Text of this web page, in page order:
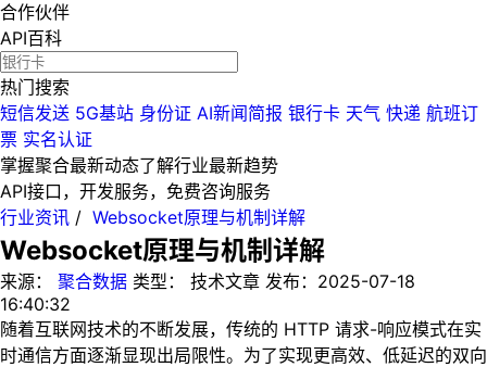
合作伙伴
API百科
热门搜索
短信发送 5G基站 身份证 AI新闻简报 银行卡 天气 快递 航班订
票 实名认证
掌握聚合最新动态了解行业最新趋势
API接口，开发服务，免费咨询服务
行业资讯 / Websocket原理与机制详解
Websocket原理与机制详解
来源： 聚合数据 类型： 技术文章 发布： 2025-07-18
16:40:32
随着互联网技术的不断发展，传统的 HTTP 请求-响应模式在实
时通信方面逐渐显现出局限性。为了实现更高效、低延迟的双向